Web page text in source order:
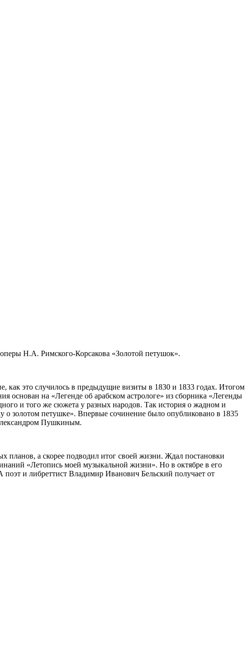
Н.А. Римского-Корсакова «Золотой петушок».
как это случилось в предыдущие визиты в 1830 и 1833 годах. Итогом
основан на «Легенде об арабском астрологе» из сборника «Легенды
и того же сюжета у разных народов. Так история о жадном и
о золотом петушке». Впервые сочинение было опубликовано в 1835
Пушкиным.
а скорее подводил итог своей жизни. Ждал постановки
«Летопись моей музыкальной жизни». Но в октябре в его
и либреттист Владимир Иванович Бельский получает от